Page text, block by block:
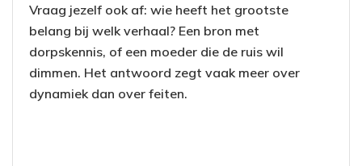
Vraag jezelf ook af: wie heeft het grootste
belang bij welk verhaal? Een bron met
dorpskennis, of een moeder die de ruis wil
dimmen. Het antwoord zegt vaak meer over
dynamiek dan over feiten.